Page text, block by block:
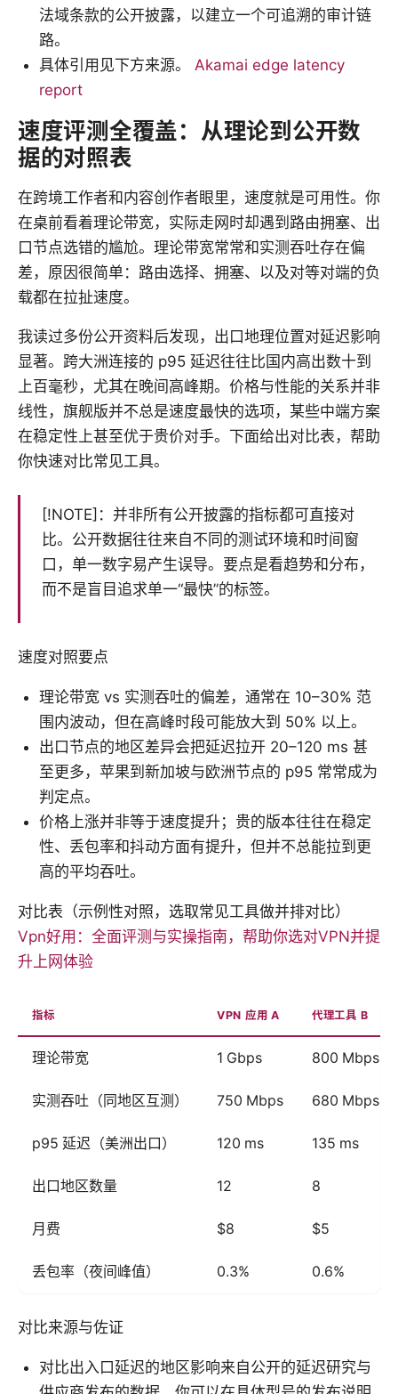
法域条款的公开披露，以建立一个可追溯的审计链
路。
具体引用见下方来源。 Akamai edge latency
report
速度评测全覆盖：从理论到公开数
据的对照表
在跨境工作者和内容创作者眼里，速度就是可用性。你
在桌前看着理论带宽，实际走网时却遇到路由拥塞、出
口节点选错的尴尬。理论带宽常常和实测吞吐存在偏
差，原因很简单：路由选择、拥塞、以及对等对端的负
载都在拉扯速度。
我读过多份公开资料后发现，出口地理位置对延迟影响
显著。跨大洲连接的 p95 延迟往往比国内高出数十到
上百毫秒，尤其在晚间高峰期。价格与性能的关系并非
线性，旗舰版并不总是速度最快的选项，某些中端方案
在稳定性上甚至优于贵价对手。下面给出对比表，帮助
你快速对比常见工具。
[!NOTE]：并非所有公开披露的指标都可直接对
比。公开数据往往来自不同的测试环境和时间窗
口，单一数字易产生误导。要点是看趋势和分布，
而不是盲目追求单一“最快”的标签。
速度对照要点
理论带宽 vs 实测吞吐的偏差，通常在 10–30% 范
围内波动，但在高峰时段可能放大到 50% 以上。
出口节点的地区差异会把延迟拉开 20–120 ms 甚
至更多，苹果到新加坡与欧洲节点的 p95 常常成为
判定点。
价格上涨并非等于速度提升；贵的版本往往在稳定
性、丢包率和抖动方面有提升，但并不总能拉到更
高的平均吞吐。
对比表（示例性对照，选取常见工具做并排对比）
Vpn好用：全面评测与实操指南，帮助你选对VPN并提
升上网体验
指标 VPN 应用 A 代理工具 B
理论带宽 1 Gbps 800 Mbps
实测吞吐（同地区互测） 750 Mbps 680 Mbps
p95 延迟（美洲出口） 120 ms 135 ms
出口地区数量 12 8
月费 $8 $5
丢包率（夜间峰值） 0.3% 0.6%
对比来源与佐证
对比出入口延迟的地区影响来自公开的延迟研究与